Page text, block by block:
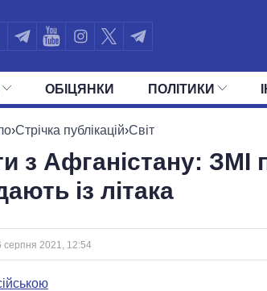
ОБIЦЯНКИ ПОЛIТИКИ
УСІ ПОЛІТИКИ ПРЕЗИДЕНТ І ОФІС
›Стрічка публікацій›Світ
з Афганістану: ЗМІ
із літака
серпня 2021, 12:54